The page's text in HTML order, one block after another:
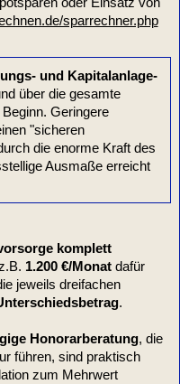
sparrechner.php
und Kapitalanlage-
über die gesamte
Geringere
"sicheren
die enorme Kraft des
Ausmaße erreicht
komplett
1.200 €/Monatdafür
jeweils dreifachen
.
Honorarberatung, die
führen, sind praktisch
zum Mehrwert